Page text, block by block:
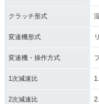
クラッチ形式
変速機形式
変速機・操作方式
1次減速比
2次減速比